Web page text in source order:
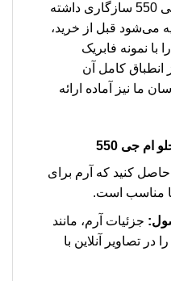
شده تا با تمامی مدل‌های ام جی 550 سازگاری داشته
می‌شود قبل از خرید،
با نمونه فابریک
انطباق کامل آن
ما نیز آماده ارائه
جی 550
حاصل کنید که آرم برای
جزئیات آرم، مانند
تصاویر آنلاین با